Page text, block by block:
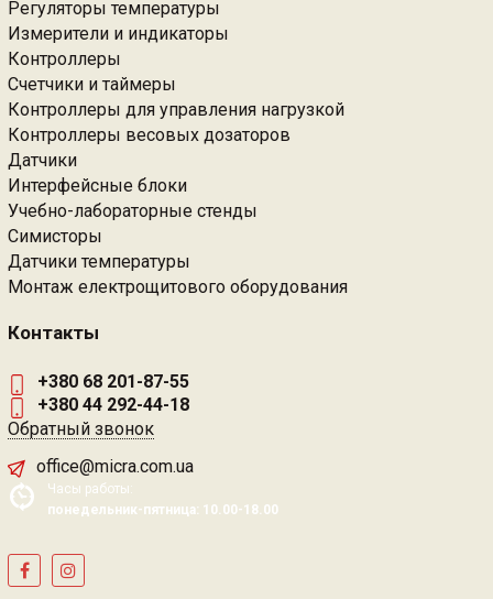
Регуляторы температуры
Измерители и индикаторы
Контроллеры
Счетчики и таймеры
Контроллеры для управления нагрузкой
Контроллеры весовых дозаторов
Датчики
Интерфейсные блоки
Учебно-лабораторные стенды
Симисторы
Датчики температуры
Монтаж електрощитового оборудования
Контакты
+380 68 201-87-55
+380 44 292-44-18
Обратный звонок
office@micra.com.ua
Часы работы:
понедельник-пятница: 10.00-18.00